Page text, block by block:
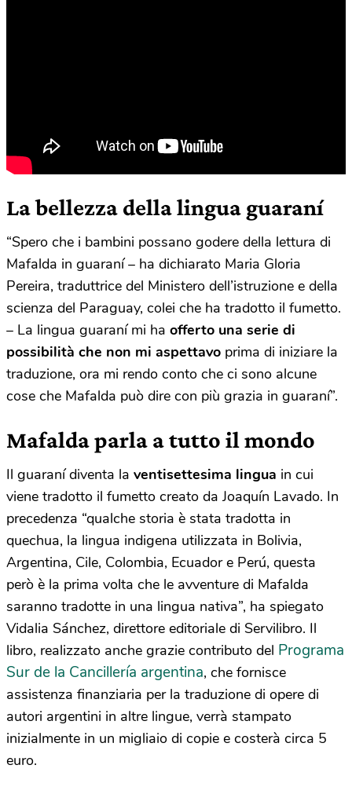
La bellezza della lingua guaraní
“Spero che i bambini possano godere della lettura di
Mafalda in guaraní – ha dichiarato Maria Gloria
Pereira, traduttrice del Ministero dell’istruzione e della
scienza del Paraguay, colei che ha tradotto il fumetto.
– La lingua guaraní mi ha offerto una serie di
possibilità che non mi aspettavo prima di iniziare la
traduzione, ora mi rendo conto che ci sono alcune
cose che Mafalda può dire con più grazia in guaraní”.
Mafalda parla a tutto il mondo
Il guaraní diventa la ventisettesima lingua in cui
viene tradotto il fumetto creato da Joaquín Lavado. In
precedenza “qualche storia è stata tradotta in
quechua, la lingua indigena utilizzata in Bolivia,
Argentina, Cile, Colombia, Ecuador e Perú, questa
però è la prima volta che le avventure di Mafalda
saranno tradotte in una lingua nativa”, ha spiegato
Vidalia Sánchez, direttore editoriale di Servilibro. Il
libro, realizzato anche grazie contributo del Programa
Sur de la Cancillería argentina, che fornisce
assistenza finanziaria per la traduzione di opere di
autori argentini in altre lingue, verrà stampato
inizialmente in un migliaio di copie e costerà circa 5
euro.